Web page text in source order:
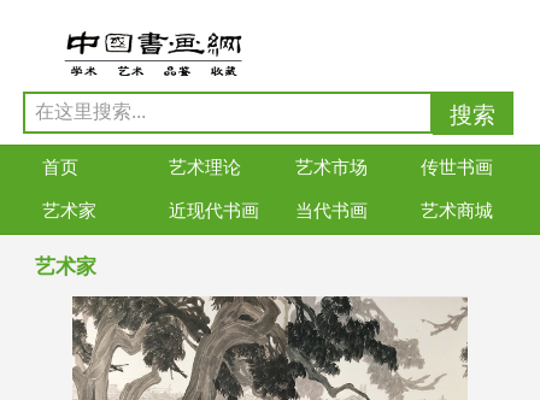
首页 艺术理论 艺术市场 传世书画
艺术家 近现代书画 当代书画 艺术商城
艺术家